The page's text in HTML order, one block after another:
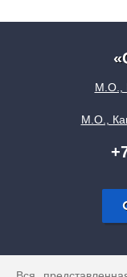
М.О.,
М.О.,